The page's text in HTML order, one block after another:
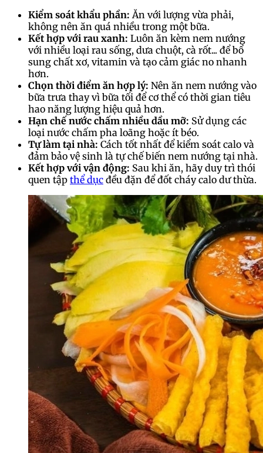
Kiểm soát khẩu phần: Ăn với lượng vừa phải,
không nên ăn quá nhiều trong một bữa.
Kết hợp với rau xanh: Luôn ăn kèm nem nướng
với nhiều loại rau sống, dưa chuột, cà rốt... để bổ
sung chất xơ, vitamin và tạo cảm giác no nhanh
hơn.
Chọn thời điểm ăn hợp lý: Nên ăn nem nướng vào
bữa trưa thay vì bữa tối để cơ thể có thời gian tiêu
hao năng lượng hiệu quả hơn.
Hạn chế nước chấm nhiều dầu mỡ: Sử dụng các
loại nước chấm pha loãng hoặc ít béo.
Tự làm tại nhà: Cách tốt nhất để kiểm soát calo và
đảm bảo vệ sinh là tự chế biến nem nướng tại nhà.
Kết hợp với vận động: Sau khi ăn, hãy duy trì thói
quen tập thể dục đều đặn để đốt cháy calo dư thừa.